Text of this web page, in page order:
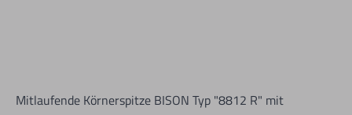
Mitlaufende Körnerspitze BISON Typ "8812 R" mit